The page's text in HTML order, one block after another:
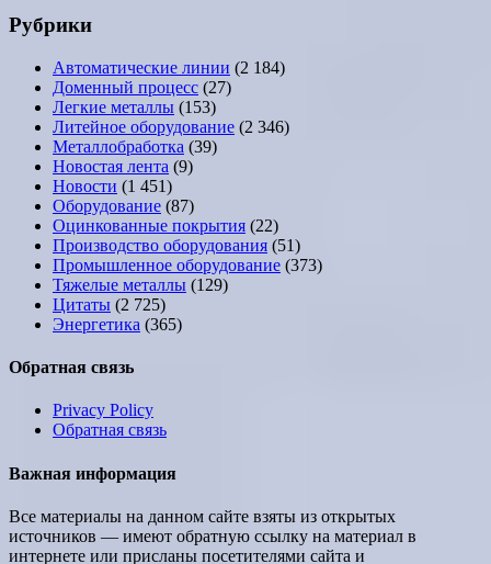
Рубрики
Автоматические линии (2 184)
Доменный процесс (27)
Легкие металлы (153)
Литейное оборудование (2 346)
Металлобработка (39)
Новостая лента (9)
Новости (1 451)
Оборудование (87)
Оцинкованные покрытия (22)
Производство оборудования (51)
Промышленное оборудование (373)
Тяжелые металлы (129)
Цитаты (2 725)
Энергетика (365)
Обратная связь
Privacy Policy
Обратная связь
Важная информация
Все материалы на данном сайте взяты из открытых
источников — имеют обратную ссылку на материал в
интернете или присланы посетителями сайта и